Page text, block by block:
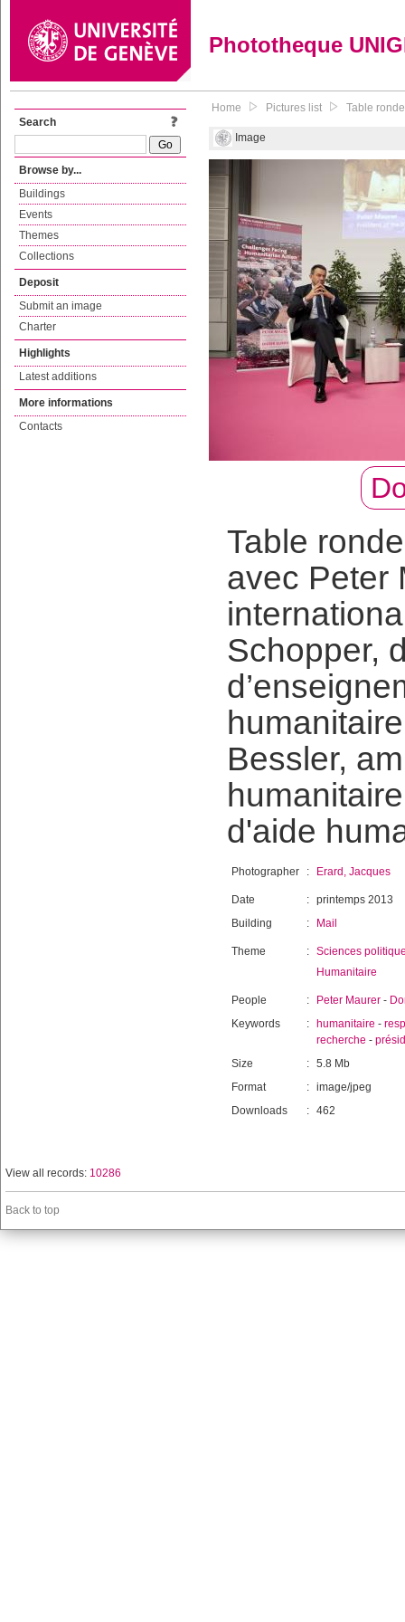
Phototheque
Search
Browse by...
Buildings
Events
Themes
Collections
Deposit
Submit an image
Charter
Highlights
Latest additions
More informations
Contacts
Home Pictures list Table
Image
Table
avec Peter
Schopper,
Bessler,
d'aide
Photographer : Erard, Jacques
Date : printemps 2013
Building
: Mail
Theme : Sciences
Humanitaire
People : Peter Maurer -
Keywords
: humanitaire -
recherche -
Size
: 5.8 Mb
Format
: image/jpeg
Downloads
: 462
View all records: 10286
Back to top